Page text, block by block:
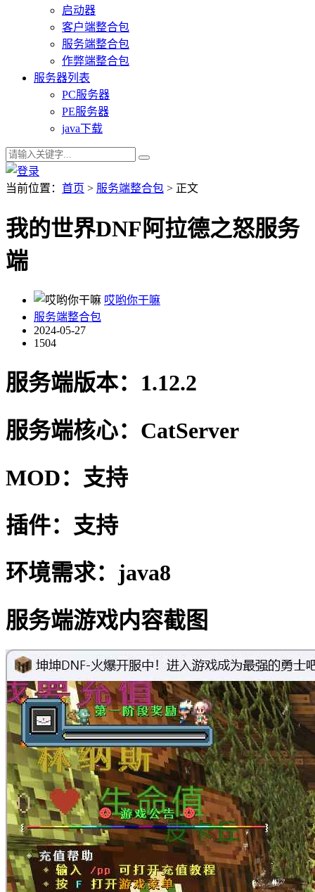
启动器
客户端整合包
服务端整合包
作弊端整合包
服务器列表
PC服务器
PE服务器
java下载
当前位置： 首页 > 服务端整合包 > 正文
我的世界DNF阿拉德之怒服务
端
哎哟你干嘛
服务端整合包
2024-05-27
1504
服务端版本：1.12.2
服务端核心：CatServer
MOD：支持
插件：支持
环境需求：java8
服务端游戏内容截图